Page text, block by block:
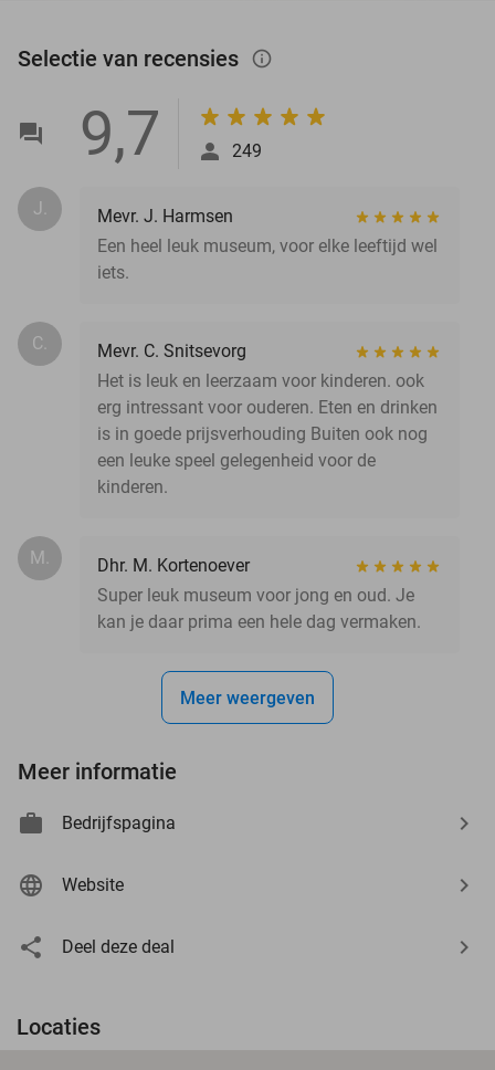
Selectie van recensies info_outlined
9,7 249
J.
Mevr. J. Harmsen
Een heel leuk museum, voor elke leeftijd wel
iets.
C.
Mevr. C. Snitsevorg
Het is leuk en leerzaam voor kinderen. ook
erg intressant voor ouderen. Eten en drinken
is in goede prijsverhouding Buiten ook nog
een leuke speel gelegenheid voor de
kinderen.
M.
Dhr. M. Kortenoever
Super leuk museum voor jong en oud. Je
kan je daar prima een hele dag vermaken.
Meer weergeven
Meer informatie
Bedrijfspagina
Website
Deel deze deal
Locaties